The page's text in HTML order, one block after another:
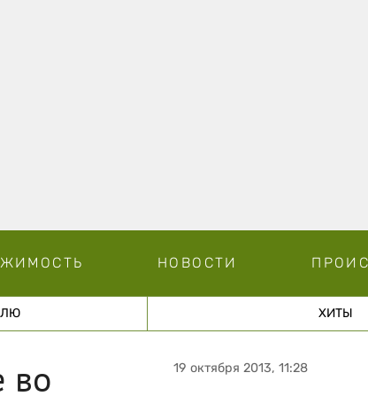
НОВОСТИ
ХИТЫ
во
19 октября 2013, 11:28